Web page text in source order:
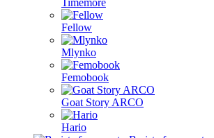
Timemore
Fellow
Mlynko
Femobook
Goat Story ARCO
Hario